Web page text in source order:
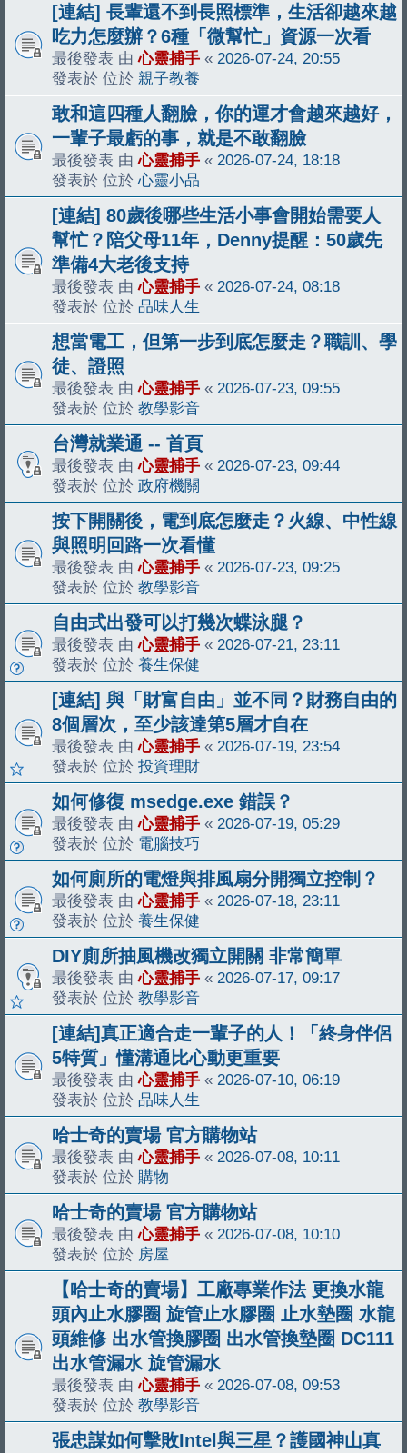
[連結] 長輩還不到長照標準，生活卻越來越
吃力怎麼辦？6種「微幫忙」資源一次看
最後發表 由心靈捕手 « 2026-07-24, 20:55
發表於 位於 親子教養
敢和這四種人翻臉，你的運才會越來越好，
一輩子最虧的事，就是不敢翻臉
最後發表 由心靈捕手 « 2026-07-24, 18:18
發表於 位於心靈小品
[連結] 80歲後哪些生活小事會開始需要人
幫忙？陪父母11年，Denny提醒：50歲先
準備4大老後支持
最後發表 由心靈捕手 « 2026-07-24, 08:18
發表於 位於 品味人生
想當電工，但第一步到底怎麼走？職訓、學
徒、證照
最後發表 由心靈捕手 « 2026-07-23, 09:55
發表於 位於 教學影音
台灣就業通 -- 首頁
最後發表 由心靈捕手 « 2026-07-23, 09:44
發表於 位於 政府機關
按下開關後，電到底怎麼走？火線、中性線
與照明回路一次看懂
最後發表 由心靈捕手 « 2026-07-23, 09:25
發表於 位於 教學影音
自由式出發可以打幾次蝶泳腿？
最後發表 由心靈捕手 « 2026-07-21, 23:11
發表於 位於 養生保健
[連結] 與「財富自由」並不同？財務自由的
8個層次，至少該達第5層才自在
最後發表 由心靈捕手 « 2026-07-19, 23:54
發表於 位於 投資理財
如何修復 msedge.exe 錯誤？
最後發表 由心靈捕手 « 2026-07-19, 05:29
發表於 位於 電腦技巧
如何廁所的電燈與排風扇分開獨立控制？
最後發表 由心靈捕手 « 2026-07-18, 23:11
發表於 位於 養生保健
DIY廁所抽風機改獨立開關 非常簡單
最後發表 由心靈捕手 « 2026-07-17, 09:17
發表於 位於 教學影音
[連結]真正適合走一輩子的人！「終身伴侶
5特質」懂溝通比心動更重要
最後發表 由心靈捕手 « 2026-07-10, 06:19
發表於 位於 品味人生
哈士奇的賣場 官方購物站
最後發表 由心靈捕手 « 2026-07-08, 10:11
發表於 位於 購物
哈士奇的賣場 官方購物站
最後發表 由心靈捕手 « 2026-07-08, 10:10
發表於 位於 房屋
【哈士奇的賣場】工廠專業作法 更換水龍
頭內止水膠圈 旋管止水膠圈 止水墊圈 水龍
頭維修 出水管換膠圈 出水管換墊圈 DC111
出水管漏水 旋管漏水
最後發表 由心靈捕手 « 2026-07-08, 09:53
發表於 位於 教學影音
張忠謀如何擊敗Intel與三星？護國神山真